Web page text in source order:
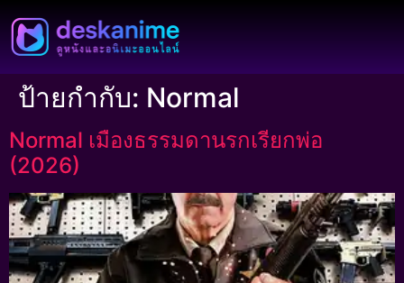
ป้ายกำกับ: Normal
Normal เมืองธรรมดานรกเรียกพ่อ
(2026)